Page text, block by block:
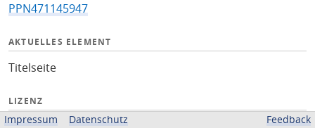
PPN471145947
AKTUELLES ELEMENT
Titelseite
LIZENZ
Impressum Datenschutz Feedback